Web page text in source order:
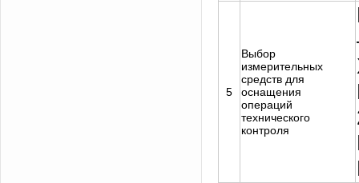
5
Выбор
измерительных
средств для
оснащения
операций
технического
контроля